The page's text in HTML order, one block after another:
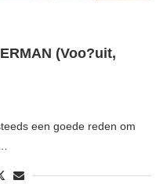
(Voo?uit,
een goede reden om